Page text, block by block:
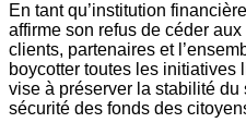
En tant qu’institution
affirme son refus de céder
clients, partenaires et
boycotter toutes les initiatives
vise à préserver la stabilité du
sécurité des fonds des